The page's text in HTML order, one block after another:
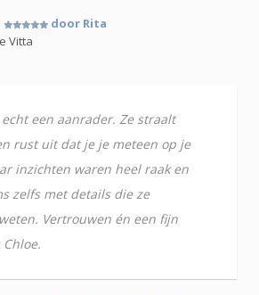
door Rita
Vitta
een aanrader. Ze straalt
rust uit dat je je meteen op je
inzichten waren heel raak en
zelfs met details die ze
Vertrouwen én een fijn